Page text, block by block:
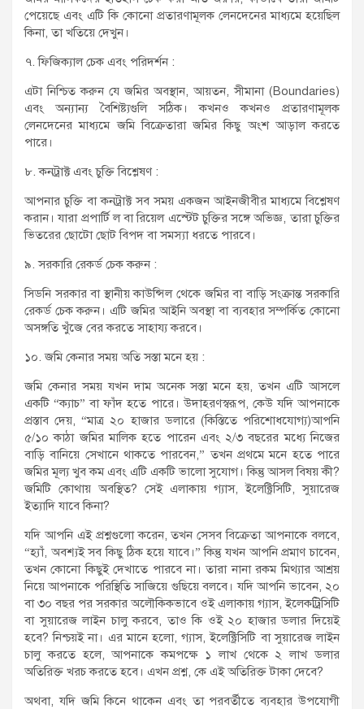
পেয়েছে এবং এটি কি কোনো প্রতারণামূলক লেনদেনের মাধ্যমে হয়েছিল
কিনা, তা খতিয়ে দেখুন।
৭. ফিজিক্যাল চেক এবং পরিদর্শন :
এটা নিশ্চিত করুন যে জমির অবস্থান, আয়তন, সীমানা (Boundaries)
এবং অন্যান্য বৈশিষ্ট্যগুলি সঠিক। কখনও কখনও প্রতারণামূলক
লেনদেনের মাধ্যমে জমি বিক্রেতারা জমির কিছু অংশ আড়াল করতে
পারে।
৮. কনট্রাক্ট এবং চুক্তি বিশ্লেষণ :
আপনার চুক্তি বা কনট্রাক্ট সব সময় একজন আইনজীবীর মাধ্যমে বিশ্লেষণ
করান। যারা প্রপার্টি ল বা রিয়েল এস্টেট চুক্তির সঙ্গে অভিজ্ঞ, তারা চুক্তির
ভিতরের ছোটো ছোট বিপদ বা সমস্যা ধরতে পারবে।
৯. সরকারি রেকর্ড চেক করুন :
সিডনি সরকার বা স্থানীয় কাউন্সিল থেকে জমির বা বাড়ি সংক্রান্ত সরকারি
রেকর্ড চেক করুন। এটি জমির আইনি অবস্থা বা ব্যবহার সম্পর্কিত কোনো
অসঙ্গতি খুঁজে বের করতে সাহায্য করবে।
১০. জমি কেনার সময় অতি সস্তা মনে হয় :
জমি কেনার সময় যখন দাম অনেক সস্তা মনে হয়, তখন এটি আসলে
একটি “ক্যাচ” বা ফাঁদ হতে পারে। উদাহরণস্বরূপ, কেউ যদি আপনাকে
প্রস্তাব দেয়, “মাত্র ২০ হাজার ডলারে (কিস্তিতে পরিশোধযোগ্য)আপনি
৫/১০ কাঠা জমির মালিক হতে পারেন এবং ২/৩ বছরের মধ্যে নিজের
বাড়ি বানিয়ে সেখানে থাকতে পারবেন,” তখন প্রথমে মনে হতে পারে
জমির মূল্য খুব কম এবং এটি একটি ভালো সুযোগ। কিন্তু আসল বিষয় কী?
জমিটি কোথায় অবস্থিত? সেই এলাকায় গ্যাস, ইলেক্ট্রিসিটি, সুয়ারেজ
ইত্যাদি যাবে কিনা?
যদি আপনি এই প্রশ্নগুলো করেন, তখন সেসব বিক্রেতা আপনাকে বলবে,
“হ্যাঁ, অবশ্যই সব কিছু ঠিক হয়ে যাবে।” কিন্তু যখন আপনি প্রমাণ চাবেন,
তখন কোনো কিছুই দেখাতে পারবে না। তারা নানা রকম মিথ্যার আশ্রয়
নিয়ে আপনাকে পরিস্থিতি সাজিয়ে গুছিয়ে বলবে। যদি আপনি ভাবেন, ২০
বা ৩০ বছর পর সরকার অলৌকিকভাবে ওই এলাকায় গ্যাস, ইলেকট্রিসিটি
বা সুয়ারেজ লাইন চালু করবে, তাও কি ওই ২০ হাজার ডলার দিয়েই
হবে? নিশ্চয়ই না। এর মানে হলো, গ্যাস, ইলেক্ট্রিসিটি বা সুয়ারেজ লাইন
চালু করতে হলে, আপনাকে কমপক্ষে ১ লাখ থেকে ২ লাখ ডলার
অতিরিক্ত খরচ করতে হবে। এখন প্রশ্ন, কে এই অতিরিক্ত টাকা দেবে?
অথবা, যদি জমি কিনে থাকেন এবং তা পরবর্তীতে ব্যবহার উপযোগী